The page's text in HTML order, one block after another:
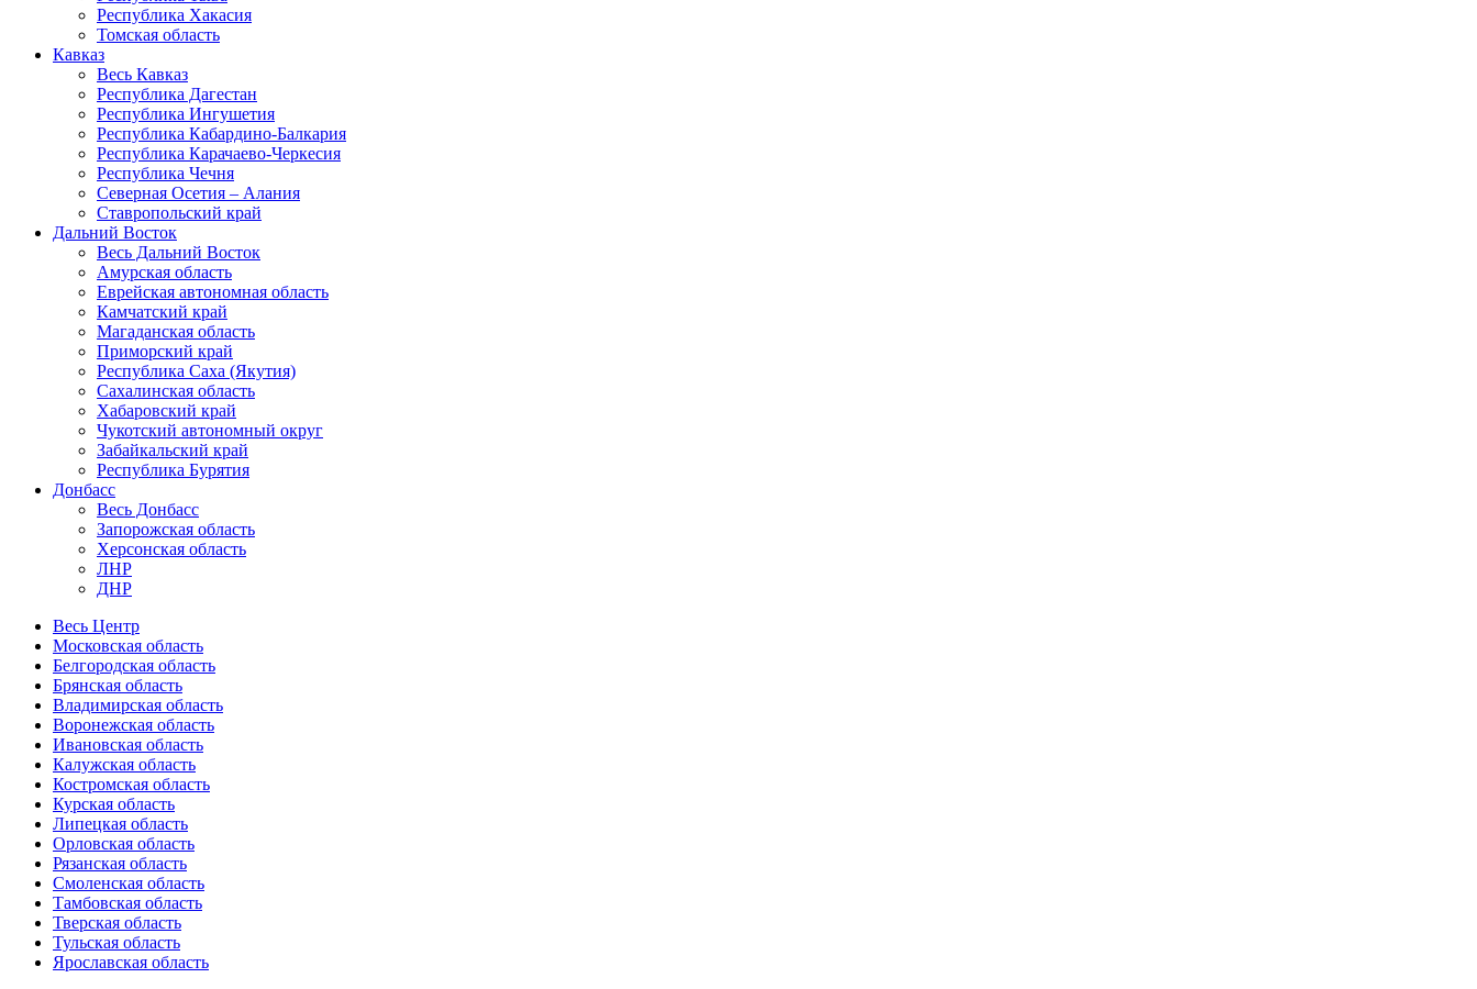
Республика Хакасия
Томская область
Кавказ
Весь Кавказ
Республика Дагестан
Республика Ингушетия
Республика Кабардино-Балкария
Республика Карачаево-Черкесия
Республика Чечня
Северная Осетия – Алания
Ставропольский край
Дальний Восток
Весь Дальний Восток
Амурская область
Еврейская автономная область
Камчатский край
Магаданская область
Приморский край
Республика Саха (Якутия)
Сахалинская область
Хабаровский край
Чукотский автономный округ
Забайкальский край
Республика Бурятия
Донбасс
Весь Донбасс
Запорожская область
Херсонская область
ЛНР
ДНР
Весь Центр
Московская область
Белгородская область
Брянская область
Владимирская область
Воронежская область
Ивановская область
Калужская область
Костромская область
Курская область
Липецкая область
Орловская область
Рязанская область
Смоленская область
Тамбовская область
Тверская область
Тульская область
Ярославская область